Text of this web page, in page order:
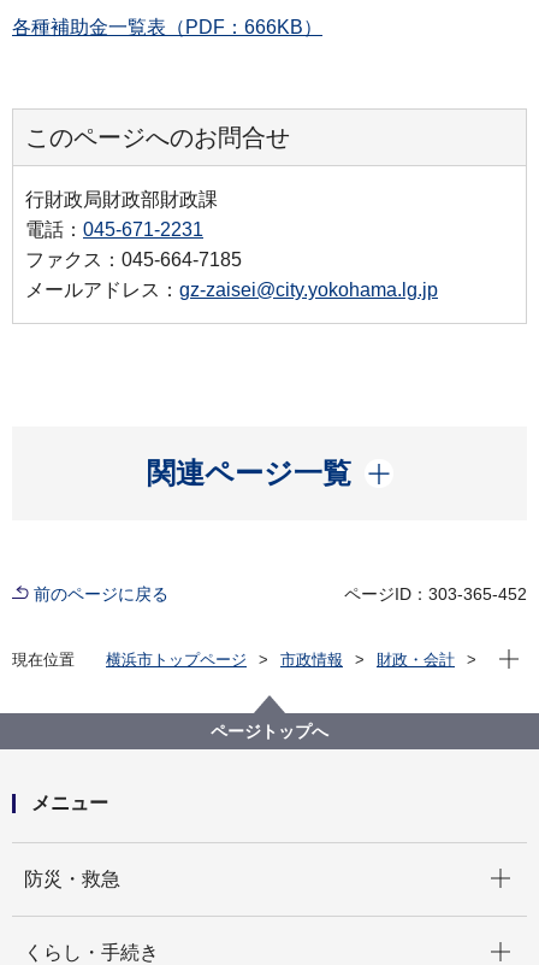
各種補助金一覧表（PDF：666KB）
このページへのお問合せ
行財政局財政部財政課
電話： 045-671-2231
ファクス：045-664-7185
メールアドレス： gz-zaisei@city.yokohama.lg.jp
関連ページ一覧
開く
前のページに戻る ページID：303-365-452
現在位置 横浜市トップページ 市政情報
財政・会計
現在
ページトップへ
メニュー
防災・救急
くらし・手続き